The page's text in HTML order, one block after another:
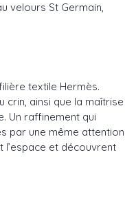
velours St Germain,
textile Hermès.
crin, ainsi que la maîtrise
Un raffinement qui
par une même attention
l’espace et découvrent